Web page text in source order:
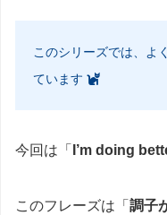
このシリーズでは、よ
ています
今回は「 I’m doing
このフレーズは「 調子